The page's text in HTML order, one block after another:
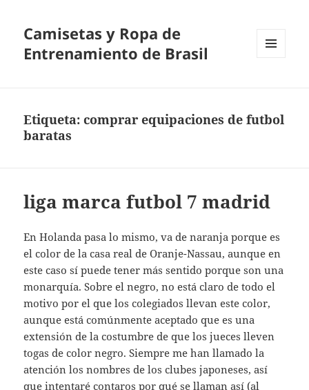
Camisetas y Ropa de
Entrenamiento de Brasil
Etiqueta:comprar equipaciones de futbol
baratas
liga marca futbol 7 madrid
En Holanda pasa lo mismo, va de naranja porque es
el color de la casa real de Oranje-Nassau, aunque en
este caso sí puede tener más sentido porque son una
monarquía. Sobre el negro, no está claro de todo el
motivo por el que los colegiados llevan este color,
aunque está comúnmente aceptado que es una
extensión de la costumbre de que los jueces lleven
togas de color negro. Siempre me han llamado la
atención los nombres de los clubes japoneses, así
que intentaré contaros por qué se llaman así (al